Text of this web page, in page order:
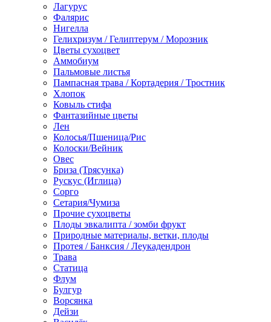
Лагурус
Фалярис
Нигелла
Гелихризум / Гелиптерум / Морозник
Цветы сухоцвет
Аммобиум
Пальмовые листья
Пампасная трава / Кортадерия / Тростник
Хлопок
Ковыль стифа
Фантазийные цветы
Лен
Колосья/Пшеница/Рис
Колоски/Вейник
Овес
Бриза (Трясунка)
Рускус (Иглица)
Сорго
Сетария/Чумиза
Прочие сухоцветы
Плоды эвкалипта / зомби фрукт
Природные материалы, ветки, плоды
Протея / Банксия / Леукадендрон
Трава
Статица
Флум
Булгур
Ворсянка
Дейзи